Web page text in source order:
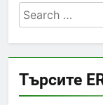
Search
for:
Търсите